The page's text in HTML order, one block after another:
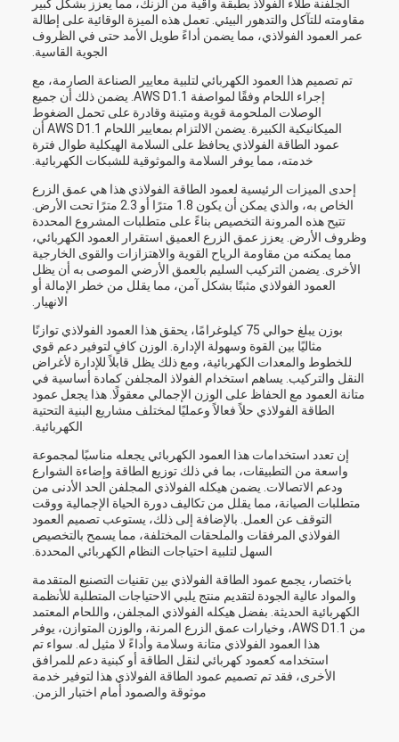
الجلفنة طلاء الفولاذ بطبقة واقية من الزنك، مما يعزز بشكل كبير
مقاومته للتآكل والتدهور البيئي. تعمل هذه الميزة الوقائية على إطالة
عمر العمود الفولاذي، مما يضمن أداءً طويل الأمد حتى في الظروف
الجوية القاسية.
تم تصميم هذا العمود الكهربائي لتلبية معايير الصناعة الصارمة، مع
إجراء اللحام وفقًا لمواصفة AWS D1.1. يضمن ذلك أن جميع
الوصلات الملحومة قوية ومتينة وقادرة على تحمل الضغوط
الميكانيكية الكبيرة. يضمن الالتزام بمعايير اللحام AWS D1.1 أن
عمود الطاقة الفولاذي يحافظ على السلامة الهيكلية طوال فترة
خدمته، مما يوفر السلامة والموثوقية للشبكات الكهربائية.
إحدى الميزات الرئيسية لعمود الطاقة الفولاذي هذا هي عمق الزرع
الخاص به، والذي يمكن أن يكون 1.8 مترًا أو 2.3 مترًا تحت الأرض.
تتيح هذه المرونة التخصيص بناءً على متطلبات المشروع المحددة
وظروف الأرض. يعزز عمق الزرع العميق استقرار العمود الكهربائي،
مما يمكنه من مقاومة الرياح القوية والاهتزازات والقوى الخارجية
الأخرى. يضمن التركيب السليم بالعمق الأرضي الموصى به أن يظل
العمود الفولاذي مثبتًا بشكل آمن، مما يقلل من خطر الإمالة أو
الانهيار.
بوزن يبلغ حوالي 75 كيلوغرامًا، يحقق هذا العمود الفولاذي توازنًا
مثاليًا بين القوة وسهولة الإدارة. الوزن كافٍ لتوفير دعم قوي
للخطوط والمعدات الكهربائية، ومع ذلك يظل قابلاً للإدارة لأغراض
النقل والتركيب. يساهم استخدام الفولاذ المجلفن كمادة أساسية في
متانة العمود مع الحفاظ على الوزن الإجمالي معقولًا. هذا يجعل عمود
الطاقة الفولاذي حلاً فعالاً وعمليًا لمختلف مشاريع البنية التحتية
الكهربائية.
إن تعدد استخدامات هذا العمود الكهربائي يجعله مناسبًا لمجموعة
واسعة من التطبيقات، بما في ذلك توزيع الطاقة وإضاءة الشوارع
ودعم الاتصالات. يضمن هيكله الفولاذي المجلفن الحد الأدنى من
متطلبات الصيانة، مما يقلل من تكاليف دورة الحياة الإجمالية ووقت
التوقف عن العمل. بالإضافة إلى ذلك، يستوعب تصميم العمود
الفولاذي المرفقات والملحقات المختلفة، مما يسمح بالتخصيص
السهل لتلبية احتياجات النظام الكهربائي المحددة.
باختصار، يجمع عمود الطاقة الفولاذي بين تقنيات التصنيع المتقدمة
والمواد عالية الجودة لتقديم منتج يلبي الاحتياجات المتطلبة للأنظمة
الكهربائية الحديثة. بفضل هيكله الفولاذي المجلفن، واللحام المعتمد
من AWS D1.1، وخيارات عمق الزرع المرنة، والوزن المتوازن، يوفر
هذا العمود الفولاذي متانة وسلامة وأداءً لا مثيل له. سواء تم
استخدامه كعمود كهربائي لنقل الطاقة أو كبنية دعم للمرافق
الأخرى، فقد تم تصميم عمود الطاقة الفولاذي هذا لتوفير خدمة
موثوقة والصمود أمام اختبار الزمن.